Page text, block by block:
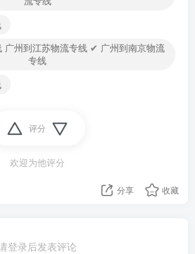
广州到江苏物流专线 ✔ 广州到南京物流
专线
评分
欢迎为他评分
分享 收藏
登录后发表评论